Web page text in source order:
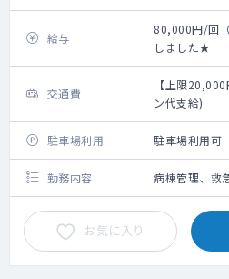
給与
80,000円/回
しました★
交通費
【上限
ン代支給)
駐車場利用 駐車場利用可
勤務内容 病棟管理、救
お気に入り